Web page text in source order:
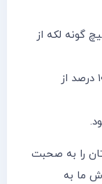
گونه لکه از
۲- در طول فرآیند شست و شو ظروف تا ۱۰ درصد از
را به صحبت
ما به